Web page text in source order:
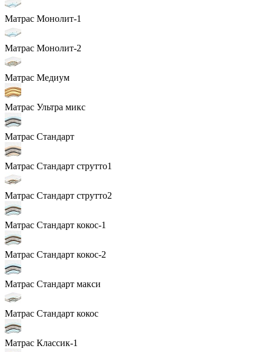
Матрас Монолит-1
Матрас Монолит-2
Матрас Медиум
Матрас Ультра микс
Матрас Стандарт
Матрас Стандарт струтто1
Матрас Стандарт струтто2
Матрас Стандарт кокос-1
Матрас Стандарт кокос-2
Матрас Стандарт макси
Матрас Стандарт кокос
Матрас Классик-1